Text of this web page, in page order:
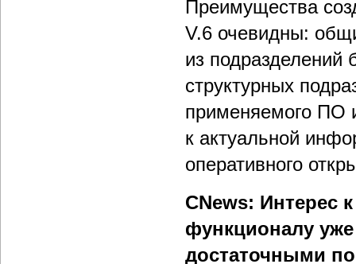
Преимущества
V.6 очевидны:
из подразделений
структурных
применяемого ПО
к актуальной
оперативного
CNews: Интерес
функционалу
достаточными